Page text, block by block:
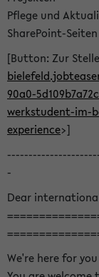
Pflege und
SharePoint-Seiten
[Button: Zur
90a0-
werkstudent-im-
experience>]
-
Dear
We're here for